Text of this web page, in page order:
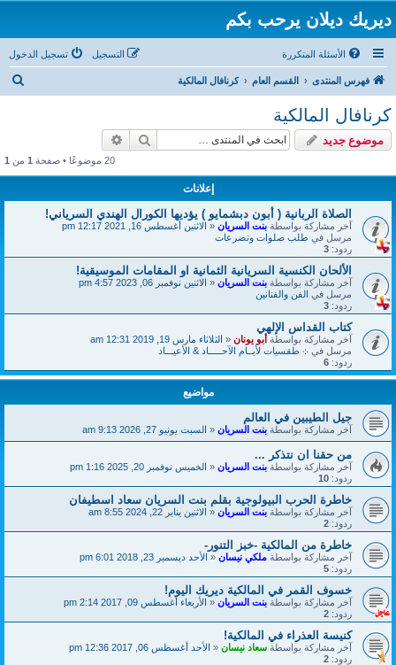
ديريك ديلان يرحب بكم
الأسئلة المتكررة تسجيل الدخول التسجيل
فهرس المنتدى القسم العام كرنافال المالكية
كرنافال المالكية
موضوع جديد بحث
20 موضوعًا • صفحة 1 من 1
إعلانات
الصلاة الربانية ( أبون دبشمايو ) يؤديها الكورال الهندي السرياني!
آخر مشاركة بواسطة بنت السريان « الاثنين أغسطس 16, 2021 12:17 pm
مرسل في طلب صلوات وتضرعات
ردود: 3
الألحان الكنسية السريانية الثمانية او المقامات الموسيقية!
آخر مشاركة بواسطة بنت السريان « الاثنين نوفمبر 06, 2023 4:57 pm
مرسل في الفن والفنانين
ردود: 3
كتاب القداس الإلهي
آخر مشاركة بواسطة أبو يونان « الثلاثاء مارس 19, 2019 12:31 am
مرسل في ܀ طقسيات لأيــام الآحـــــاد & الأعيـــاد
ردود: 6
مواضيع
جيل الطيبين في العالم
آخر مشاركة بواسطة بنت السريان « السبت يونيو 27, 2026 9:13 am
من حقنا ان نتذكر ...
آخر مشاركة بواسطة بنت السريان « الخميس نوفمبر 20, 2025 1:16 pm
ردود: 10
خاطرة الحرب البيولوجية بقلم بنت السريان سعاد اسطيفان
آخر مشاركة بواسطة بنت السريان « الاثنين يناير 22, 2024 8:55 am
ردود: 2
خاطرة من المالكية -خبز التنور-
آخر مشاركة بواسطة ملكي نيسان « الأحد ديسمبر 23, 2018 6:01 pm
ردود: 5
خسوف القمر في المالكية ديريك اليوم!
آخر مشاركة بواسطة بنت السريان « الأربعاء أغسطس 09, 2017 2:14 pm
ردود: 2
كنيسة العذراء في المالكية!
آخر مشاركة بواسطة سعاد نيسان « الأحد أغسطس 06, 2017 12:36 pm
ردود: 2